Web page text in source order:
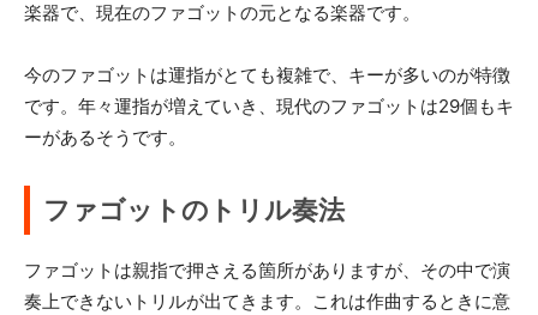
楽器で、現在のファゴットの元となる楽器です。
今のファゴットは運指がとても複雑で、キーが多いのが特徴
です。年々運指が増えていき、現代のファゴットは29個もキ
ーがあるそうです。
ファゴットのトリル奏法
ファゴットは親指で押さえる箇所がありますが、その中で演
奏上できないトリルが出てきます。これは作曲するときに意